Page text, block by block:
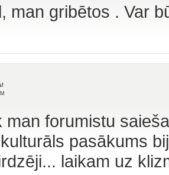
man gribētos . Var
man forumistu
pasākums
laikam uz